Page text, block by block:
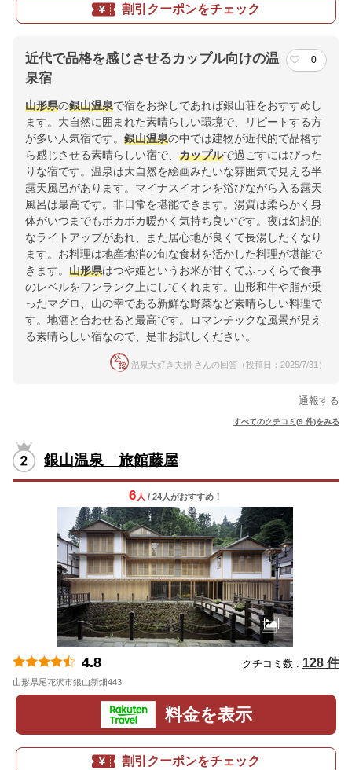
割引クーポンをチェック
近代で品格を感じさせるカップル向けの温
泉宿
0
山形県の銀山温泉で宿をお探しであれば銀山荘をおすすめし
ます。大自然に囲まれた素晴らしい環境で、リピートする方
が多い人気宿です。 銀山温泉の中では建物が近代的で品格す
ら感じさせる素晴らしい宿で、 カップルで過ごすにはぴった
りな宿です。温泉は大自然を絵画みたいな雰囲気で見える半
露天風呂があります。マイナスイオンを浴びながら入る露天
風呂は最高です。非日常を堪能できます。湯質は柔らかく身
体がいつまでもポカポカ暖かく気持ち良いです。夜は幻想的
なライトアップがあれ、また居心地が良くて長湯したくなり
ます。お料理は地産地消の旬な食材を活かした料理が堪能で
きます。 山形県はつや姫というお米が甘くてふっくらで食事
のレベルをワンランク上にしてくれます。山形和牛や脂が乗
ったマグロ、山の幸である新鮮な野菜など素晴らしい料理で
す。地酒と合わせると最高です。ロマンチックな風景が見え
る素晴らしい宿なので、是非お試しください。
温泉大好き夫婦 さんの回答（投稿日：2025/7/31）
通報する
すべてのクチコミ(9 件)をみる
銀山温泉 旅館藤屋
6 人 / 24人がおすすめ！
4.8 クチコミ数 : 128 件
山形県尾花沢市銀山新畑443
料金を表示
割引クーポンをチェック